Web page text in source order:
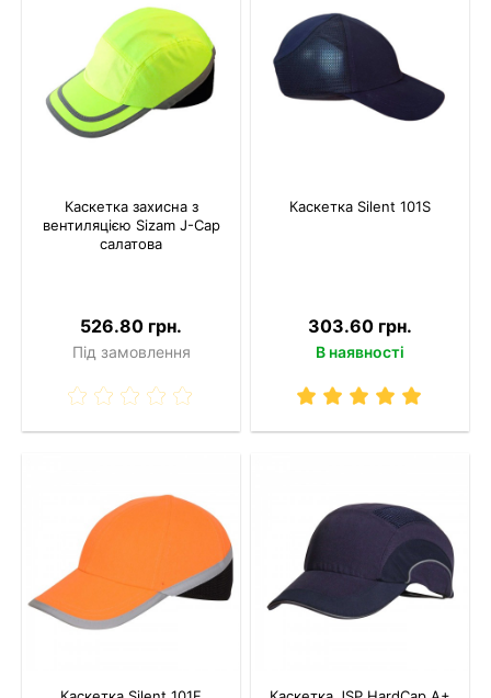
Каскетка захисна з
вентиляцією Sizam J-Cap
салатова
526.80 грн.
Під замовлення
Каскетка Silent 101S
303.60 грн.
В наявності